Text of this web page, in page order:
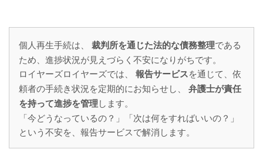
個人再生手続は、 裁判所を通じた法的な債務整理である
ため、進捗状況が見えづらく不安になりがちです。
ロイヤーズロイヤーズでは、 報告サービスを通じて、依
頼者の手続き状況を定期的にお知らせし、 弁護士が責任
を持って進捗を管理します。
「今どうなっているの？」「次は何をすればいいの？」
という不安を、報告サービスで解消します。